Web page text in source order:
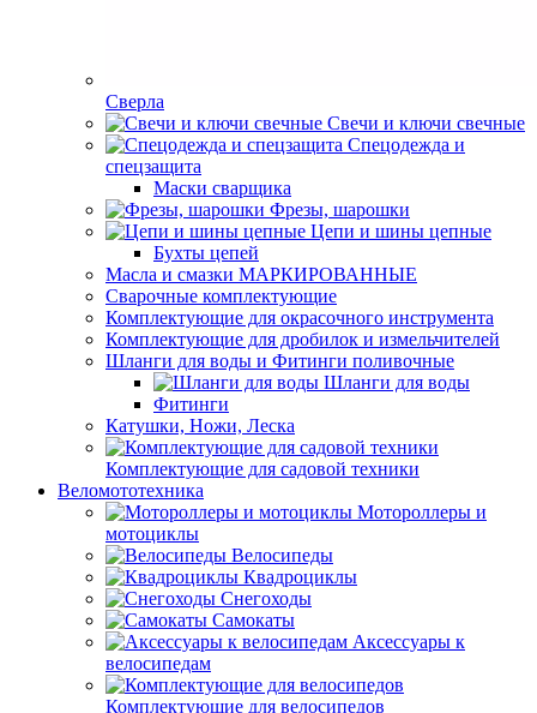
Сверла
Свечи и ключи свечные
Спецодежда и
спецзащита
Маски сварщика
Фрезы, шарошки
Цепи и шины цепные
Бухты цепей
Масла и смазки МАРКИРОВАННЫЕ
Сварочные комплектующие
Комплектующие для окрасочного инструмента
Комплектующие для дробилок и измельчителей
Шланги для воды и Фитинги поливочные
Шланги для воды
Фитинги
Катушки, Ножи, Леска
Комплектующие для садовой техники
Веломототехника
Мотороллеры и
мотоциклы
Велосипеды
Квадроциклы
Снегоходы
Самокаты
Аксессуары к
велосипедам
Комплектующие для велосипедов